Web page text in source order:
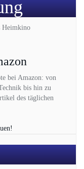
bei Amazon: von
bis hin zu
des täglichen